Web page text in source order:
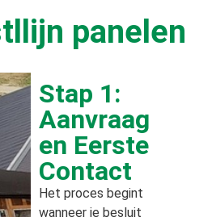
panelen
Stap 1:
Aanvraag
en Eerste
Contact
Het proces begint
wanneer je besluit